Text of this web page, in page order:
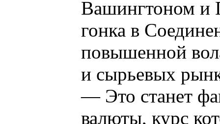
Вашингтоном и
гонка в
повышенной
и сырьевых
— Это станет
валюты, курс